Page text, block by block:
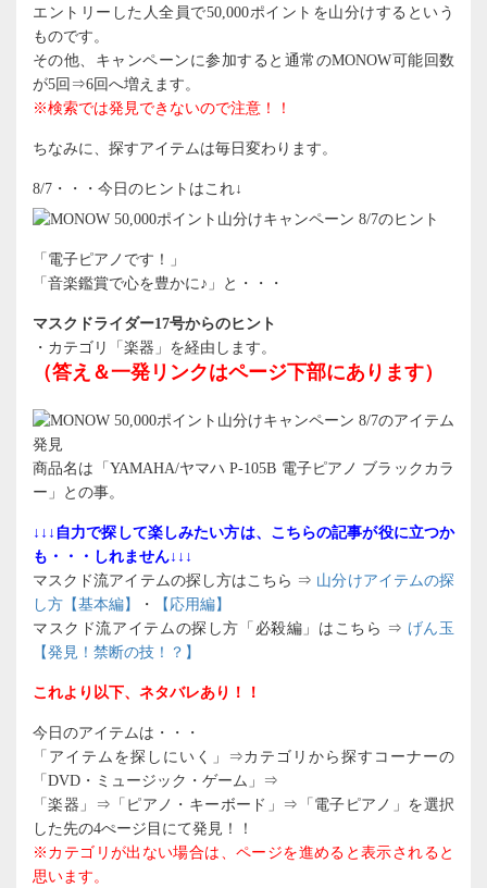
エントリーした人全員で50,000ポイントを山分けするという
ものです。
その他、キャンペーンに参加すると通常のMONOW可能回数
が5回⇒6回へ増えます。
※検索では発見できないので注意！！
ちなみに、探すアイテムは毎日変わります。
8/7・・・今日のヒントはこれ↓
「電子ピアノです！」
「音楽鑑賞で心を豊かに♪」と・・・
マスクドライダー17号からのヒント
・カテゴリ「楽器」を経由します。
（答え＆一発リンクはページ下部にあります）
商品名は「YAMAHA/ヤマハ P-105B 電子ピアノ ブラックカラ
ー」との事。
↓↓↓自力で探して楽しみたい方は、こちらの記事が役に立つか
も・・・しれません↓↓↓
マスクド流アイテムの探し方はこちら ⇒ 山分けアイテムの探
し方【基本編】
・
【応用編】
マスクド流アイテムの探し方「必殺編」はこちら ⇒ げん玉
【発見！禁断の技！？】
これより以下、ネタバレあり！！
今日のアイテムは・・・
「アイテムを探しにいく」⇒カテゴリから探すコーナーの
「DVD・ミュージック・ゲーム」⇒
「楽器」⇒「ピアノ・キーボード」⇒「電子ピアノ」を選択
した先の4ぺージ目にて発見！！
※カテゴリが出ない場合は、ページを進めると表示されると
思います。